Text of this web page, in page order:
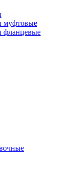
муфтовые
фланцевые